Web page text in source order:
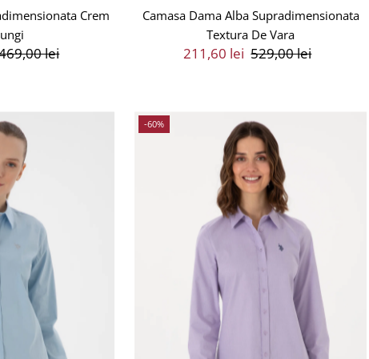
Crem
lei
Camasa Dama Alba Supradimensionata
Textura De Vara
Preț
211,60 lei Preț
529,00 lei
-60%